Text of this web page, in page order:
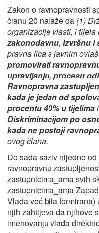
Zakon o ravnopravnosti
članu 20 nalaže da (1)
organizacije vlasti, i tijela
zakonodavnu, izvršnu i
pravna lica s javnim
promovirati
upravljanju, procesu
Ravnopravna
kada je jedan od
procentu 40% u tijelima
Diskriminacijom po
kada ne postoji
ovog člana.
Do sada saziv nijedne
ravnopravnu
zastupnicima_ama svih
zastupnicima_ama
Vlada već bila
njih zahtijeva da njihove
imenovanju vlada